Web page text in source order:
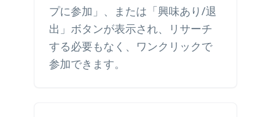
プに参加」、または「興味あり/退
出」ボタンが表示され、リサーチ
する必要もなく、ワンクリックで
参加できます。